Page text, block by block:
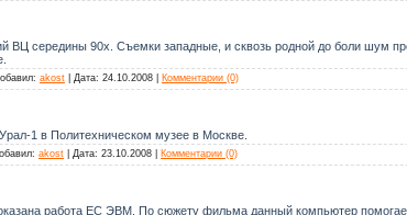
ВЦ середины 90х. Съемки западные, и сквозь родной до боли шум
akost Дата: 24.10.2008 Комментарии (0)
1 в Политехническом музее в Москве.
akost Дата: 23.10.2008 Комментарии (0)
работа ЕС ЭВМ. По сюжету фильма данный компьютер